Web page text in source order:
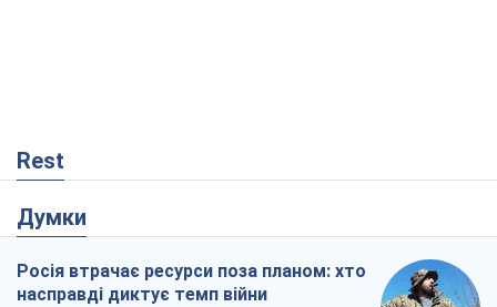
Rest
Думки
Росія втрачає ресурси поза планом: хто
насправді диктує темп війни